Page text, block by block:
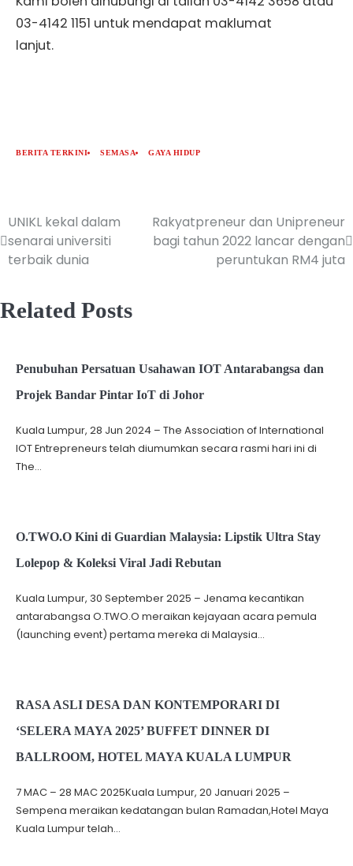
03-4142 1151 untuk mendapat maklumat
lanjut.
BERITA TERKINI SEMASA GAYA HIDUP
UNIKL kekal dalam
senarai universiti
terbaik dunia
Rakyatpreneur dan Unipreneur
bagi tahun 2022 lancar dengan
peruntukan RM4 juta
Related Posts
Penubuhan Persatuan Usahawan IOT Antarabangsa dan
Projek Bandar Pintar IoT di Johor
Kuala Lumpur, 28 Jun 2024 – The Association of International
IOT Entrepreneurs telah diumumkan secara rasmi hari ini di
The…
O.TWO.O Kini di Guardian Malaysia: Lipstik Ultra Stay
Lolepop & Koleksi Viral Jadi Rebutan
Kuala Lumpur, 30 September 2025 – Jenama kecantikan
antarabangsa O.TWO.O meraikan kejayaan acara pemula
(launching event) pertama mereka di Malaysia…
RASA ASLI DESA DAN KONTEMPORARI DI
‘SELERA MAYA 2025’ BUFFET DINNER DI
BALLROOM, HOTEL MAYA KUALA LUMPUR
7 MAC – 28 MAC 2025Kuala Lumpur, 20 Januari 2025 –
Sempena meraikan kedatangan bulan Ramadan,Hotel Maya
Kuala Lumpur telah…